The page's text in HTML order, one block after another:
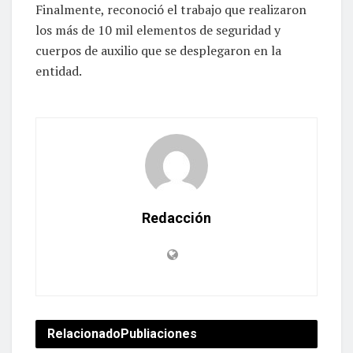
Finalmente, reconoció el trabajo que realizaron
los más de 10 mil elementos de seguridad y
cuerpos de auxilio que se desplegaron en la
entidad.
Redacción
RelacionadoPubliaciones